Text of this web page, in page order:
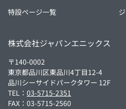
特設ページ一覧
株式会社ジャパンエニックス
〒140-0002
東京都品川区東品川4丁目12-4
品川シーサイドパークタワー 12F
TEL： 03-5715-2351
FAX：03-5715-2560